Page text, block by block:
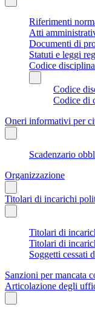
Riferimenti
Atti
Documenti di
Statuti e leggi
Codice
Codice
Codice di
Oneri informativi per
Scadenzario
Organizzazione
Titolari di incarichi
Titolari di
Titolari di
Soggetti cessati
Sanzioni per mancata
Articolazione degli